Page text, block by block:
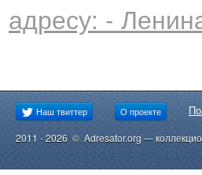
адресу: -
Наш твиттер О проекте
2011 - 2026 © Adresator.org —